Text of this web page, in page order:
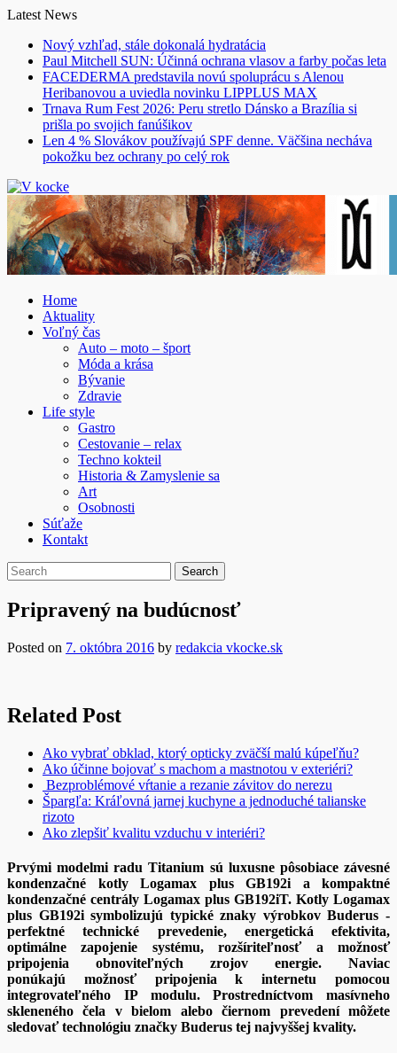
Skip
content
Latest News
Nový vzhľad, stále dokonalá hydratácia
Paul Mitchell SUN: Účinná ochrana vlasov a farby počas leta
FACEDERMA predstavila novú spoluprácu s Alenou
Heribanovou a uviedla novinku LIPPLUS MAX
Trnava Rum Fest 2026: Peru stretlo Dánsko a Brazília si
prišla po svojich fanúšikov
Len 4 % Slovákov používajú SPF denne. Väčšina necháva
pokožku bez ochrany po celý rok
Home
Aktuality
Voľný čas
Auto – moto – šport
Móda a krása
Bývanie
Zdravie
Life style
Gastro
Cestovanie – relax
Techno kokteil
Historia & Zamyslenie sa
Art
Osobnosti
Súťaže
Kontakt
Pripravený na budúcnosť
Posted on 7. októbra 2016 by redakcia vkocke.sk
Related Post
Ako vybrať obklad, ktorý opticky zväčší malú kúpeľňu?
Ako účinne bojovať s machom a mastnotou v exteriéri?
Bezproblémové vŕtanie a rezanie závitov do nerezu
Špargľa: Kráľovná jarnej kuchyne a jednoduché talianske
rizoto
Ako zlepšiť kvalitu vzduchu v interiéri?
Prvými modelmi raduTitanium sú luxusne pôsobiace závesné
kondenzačné kotly Logamax plus GB192i a kompaktné
kondenzačné centrály Logamax plus GB192iT. Kotly Logamax
plus GB192i symbolizujú typické znaky výrobkov Buderus -
perfektné technické prevedenie, energetická efektivita,
optimálne zapojenie systému, rozšíriteľnosť a možnosť
pripojenia obnoviteľných zrojov energie. Naviac
ponúkajú možnosť pripojenia k internetu pomocou
integrovateľného IP modulu. Prostredníctvom masívneho
skleneného čela v bielom alebo čiernom prevedení môžete
sledovať technológiu značky Buderus tej najvyššej kvality.